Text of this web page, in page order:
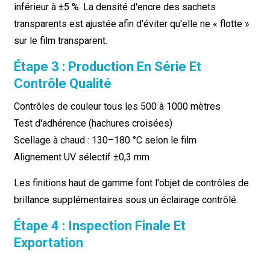
inférieur à ±5 %. La densité d'encre des sachets
transparents est ajustée afin d'éviter qu'elle ne « flotte »
sur le film transparent.
Étape 3 : Production En Série Et
Contrôle Qualité
Contrôles de couleur tous les 500 à 1000 mètres
Test d'adhérence (hachures croisées)
Scellage à chaud : 130–180 °C selon le film
Alignement UV sélectif ±0,3 mm
Les finitions haut de gamme font l'objet de contrôles de
brillance supplémentaires sous un éclairage contrôlé.
Étape 4 : Inspection Finale Et
Exportation